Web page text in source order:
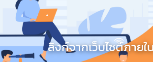
ลิงก์จากเว็บไซต์ภายใ